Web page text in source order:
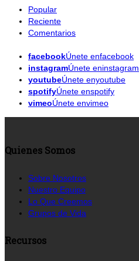
Popular
Reciente
Comentarios
facebookÚnete enfacebook
instagramÚnete eninstagram
youtubeÚnete enyoutube
spotifyÚnete enspotify
vimeoÚnete envimeo
Quienes Somos
Sobre Nosotros
Nuestro Equipo
Lo Que Creemos
Grupos de Vida
Recursos